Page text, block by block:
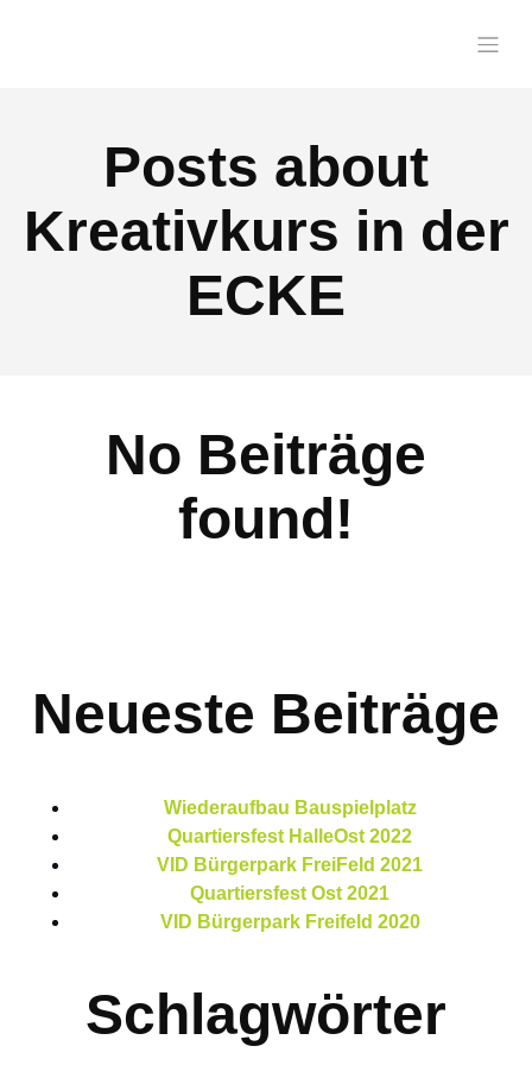
Posts about
Kreativkurs in der
ECKE
No Beiträge
found!
Neueste Beiträge
Wiederaufbau Bauspielplatz
Quartiersfest HalleOst 2022
VID Bürgerpark FreiFeld 2021
Quartiersfest Ost 2021
VID Bürgerpark Freifeld 2020
Schlagwörter